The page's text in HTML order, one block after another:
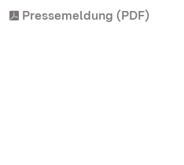
Pressemeldung (PDF)